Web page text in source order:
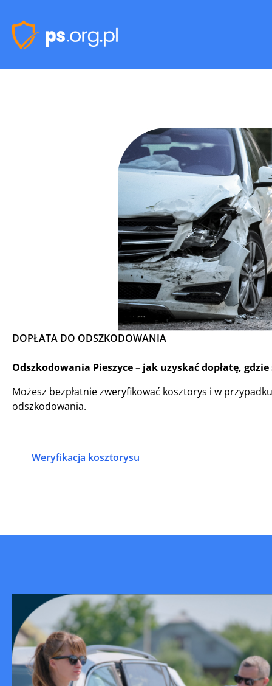
DOPŁATA DO ODSZKODOWANIA
Odszkodowania Pieszyce – jak uzyskać dopłatę,
Możesz bezpłatnie zweryfikować kosztorys i w
odszkodowania.
Weryfikacja kosztorysu